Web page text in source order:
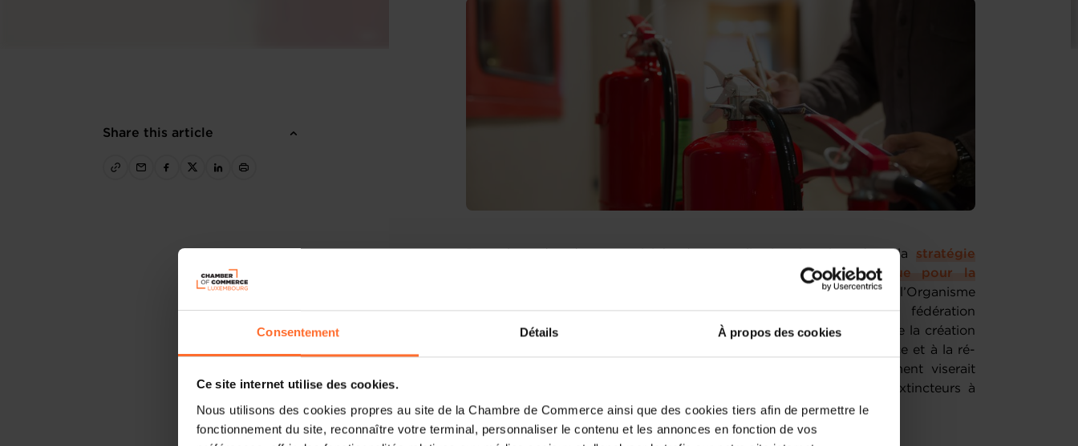
Consentement Détails À propos des cookies
Ce site internet utilise des cookies.
Nous utilisons des cookies propres au site de la Chambre de Commerce ainsi que des cookies tiers afin de permettre le
fonctionnement du site, reconnaître votre terminal, personnaliser le contenu et les annonces en fonction de vos
Share this article
Dans le cadre de ses activités de normalisation inscrites dans la stratégie
ainsi que lapolitique pour la
normalisation technique du secteur de la construction , l’Organisme
luxembourgeois de normalisation, sur sollicitation de la fédération
« Féierschutz » a.s.b.l., organise une réunion d’information en vue de la création
d’une nouvelle norme nationale relative au contrôle, à la maintenance et à la ré-
épreuve des extincteurs portatifs embarqués ou fixes. Ce document viserait
également à couvrir d’autres aspects tels que le recyclage des extincteurs à
retirer, ainsi que la formation des personnes effectuant le contrôle.